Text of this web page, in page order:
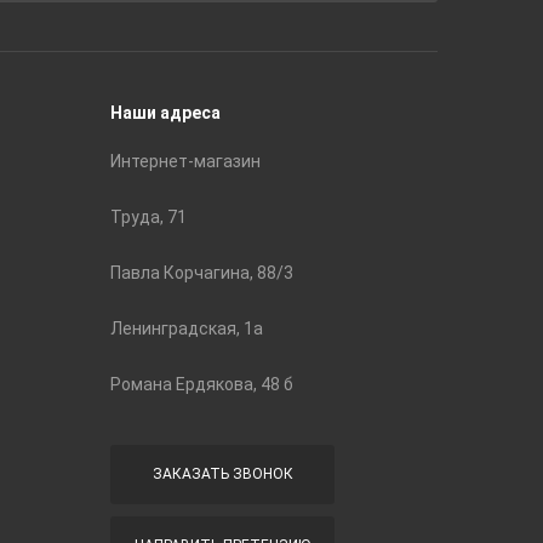
Наши адреса
Интернет-магазин
Труда, 71
Павла Корчагина, 88/3
Ленинградская, 1а
Романа Ердякова, 48 б
ЗАКАЗАТЬ ЗВОНОК